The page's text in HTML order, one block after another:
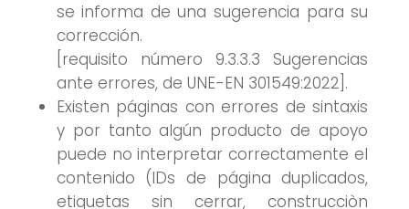
se informa de una sugerencia para su
corrección.
[requisito número 9.3.3.3 Sugerencias
ante errores, de UNE-EN 301549:2022].
Existen páginas con errores de sintaxis
y por tanto algún producto de apoyo
puede no interpretar correctamente el
contenido (IDs de página duplicados,
etiquetas sin cerrar, construcciòn